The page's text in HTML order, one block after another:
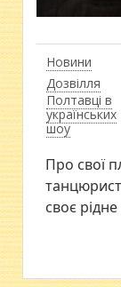
Новини
Дозвілля
Полтавці в
українських
шоу
Про свої
танцюрист
своє